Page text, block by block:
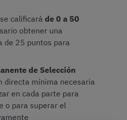
se calificará de 0 a 50
obtener una
de 25 puntos para
de Selección
directa mínima necesaria
en cada parte para
o para superar el